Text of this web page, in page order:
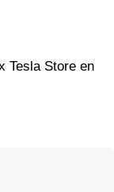
Tesla Store en